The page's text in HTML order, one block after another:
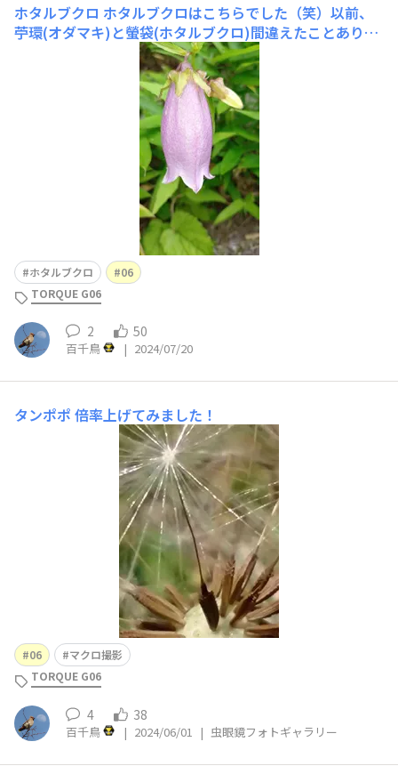
ホタルブクロ ホタルブクロはこちらでした（笑）以前、
苧環(オダマキ)と螢袋(ホタルブクロ)間違えたことありま
ホタルブクロ
06
TORQUE G06
2 50
百千鳥 | 2024/07/20
タンポポ 倍率上げてみました！
06
マクロ撮影
TORQUE G06
4 38
百千鳥 | 2024/06/01 | 虫眼鏡フォトギャラリー